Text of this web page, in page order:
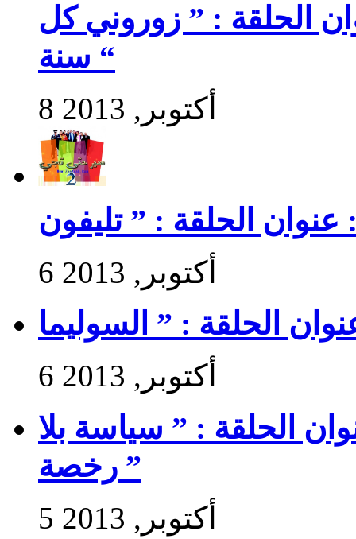
حتى تجي 2 : عنوان الحلقة : ” زوروني كل
سنة “
8 أكتوبر, 2013
6 أكتوبر, 2013
6 أكتوبر, 2013
سير حتى تجي 2 : عنوان الحلقة : ” سياسة بلا
رخصة ”
5 أكتوبر, 2013